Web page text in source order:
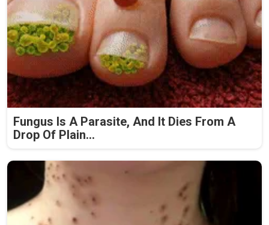
Fungus Is A Parasite, And It Dies From A
Drop Of Plain...